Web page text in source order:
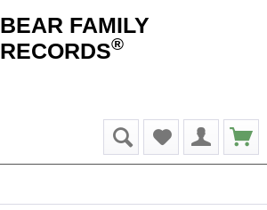
BEAR FAMILY
RECORDS®